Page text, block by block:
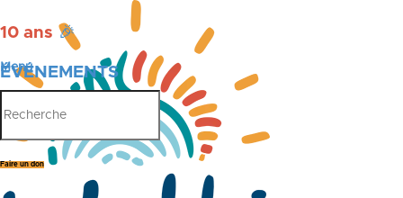
10 ans 🎉
ÉVÉNEMENTS
PUBLICATIONS
Menu
Faire un don